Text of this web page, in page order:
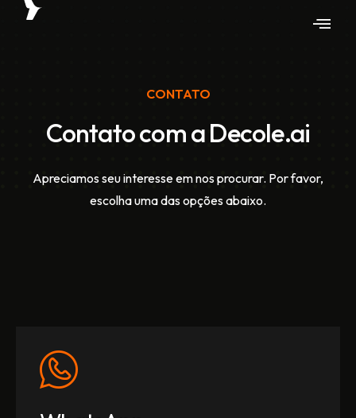
CONTATO
Contato com a Decole.ai
Apreciamos seu interesse em nos procurar. Por favor,
escolha uma das opções abaixo.